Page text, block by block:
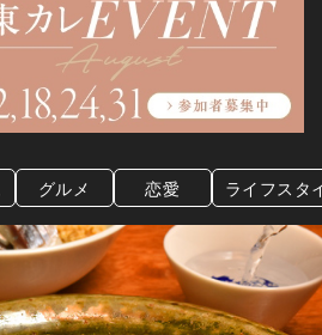
グルメ 恋愛 ライフスタ